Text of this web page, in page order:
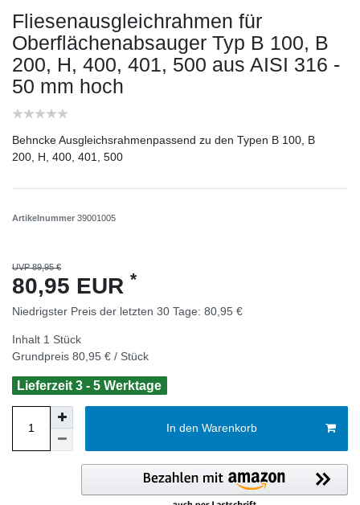
Fliesenausgleichrahmen für
Oberflächenabsauger Typ B 100, B
200, H, 400, 401, 500 aus AISI 316 -
50 mm hoch
Behncke Ausgleichsrahmenpassend zu den Typen B 100, B
200, H, 400, 401, 500
Artikelnummer 39001005
UVP 89,95 €
80,95 EUR *
Niedrigster Preis der letzten 30 Tage: 80,95 €
Inhalt 1 Stück
Grundpreis 80,95 € / Stück
Lieferzeit 3 - 5 Werktage
In den Warenkorb